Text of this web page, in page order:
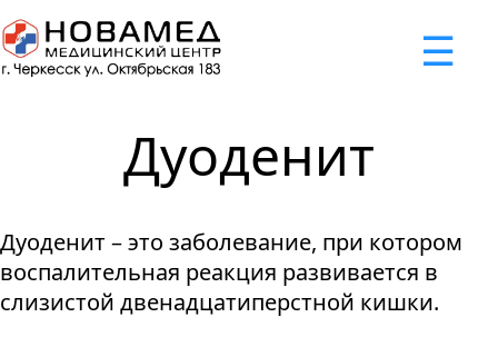
☰
x
Задать вопрос
Я принимаю"Cоглашение
об обработке персональных
данных."
Успешно
Мы свяжемся с вами в ближайшее время
Неудача
Некорректно введен номер телефона
Неудача
Отклонена капча
Неудача
Не введено имя или вопрос
Неудача
Не принято соглашение
Дуоденит
Дуоденит – это заболевание, при котором
воспалительная реакция развивается в
слизистой двенадцатиперстной кишки.